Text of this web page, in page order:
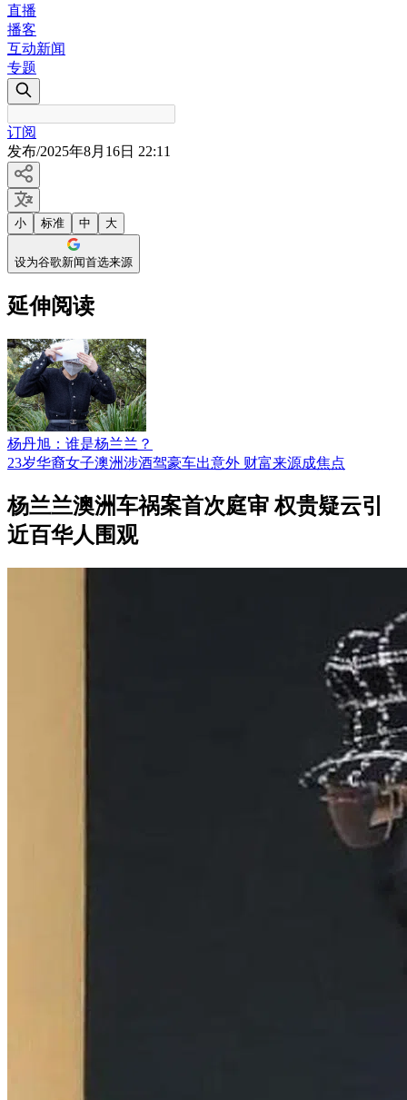
直播
播客
互动新闻
专题
订阅
发布/2025年8月16日 22:11
小 标准 中 大
设为谷歌新闻首选来源
延伸阅读
杨丹旭：谁是杨兰兰？
23岁华裔女子澳洲涉酒驾豪车出意外 财富来源成焦点
杨兰兰澳洲车祸案首次庭审 权贵疑云引
近百华人围观